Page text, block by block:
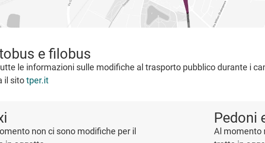
e filobus
le informazioni sulle modifiche al trasporto pubblico durante i
il sitotper.it
non ci sono modifiche per il
Pedoni
Al momento